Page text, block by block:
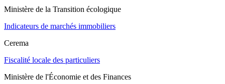
Ministère de la Transition écologique
Indicateurs de marchés immobiliers
Cerema
Fiscalité locale des particuliers
Ministère de l'Économie et des Finances